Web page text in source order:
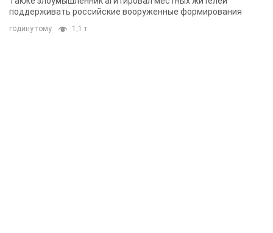
поддерживать российские вооруженные формирования
годину тому 1,1 т.